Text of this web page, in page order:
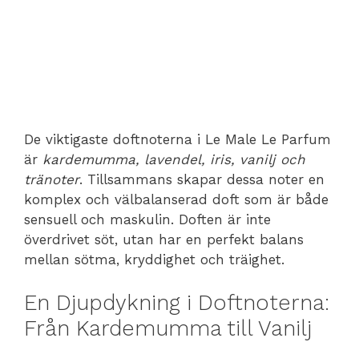
De viktigaste doftnoterna i Le Male Le Parfum
är kardemumma, lavendel, iris, vanilj och
tränoter. Tillsammans skapar dessa noter en
komplex och välbalanserad doft som är både
sensuell och maskulin. Doften är inte
överdrivet söt, utan har en perfekt balans
mellan sötma, kryddighet och träighet.
En Djupdykning i Doftnoterna:
Från Kardemumma till Vanilj